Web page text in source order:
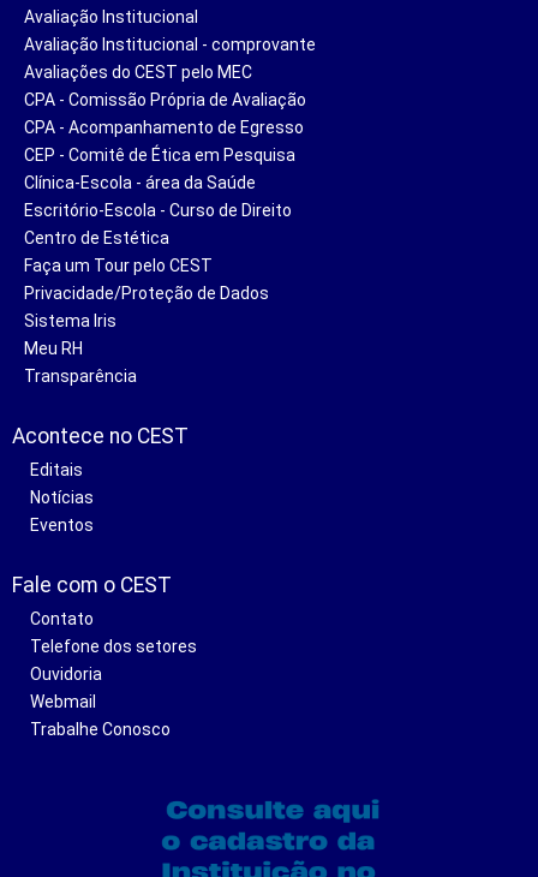
Avaliação Institucional
Avaliação Institucional - comprovante
Avaliações do CEST pelo MEC
CPA - Comissão Própria de Avaliação
CPA - Acompanhamento de Egresso
CEP - Comitê de Ética em Pesquisa
Clínica-Escola - área da Saúde
Escritório-Escola - Curso de Direito
Centro de Estética
Faça um Tour pelo CEST
Privacidade/Proteção de Dados
Sistema Iris
Meu RH
Transparência
Acontece no CEST
Editais
Notícias
Eventos
Fale com o CEST
Contato
Telefone dos setores
Ouvidoria
Webmail
Trabalhe Conosco